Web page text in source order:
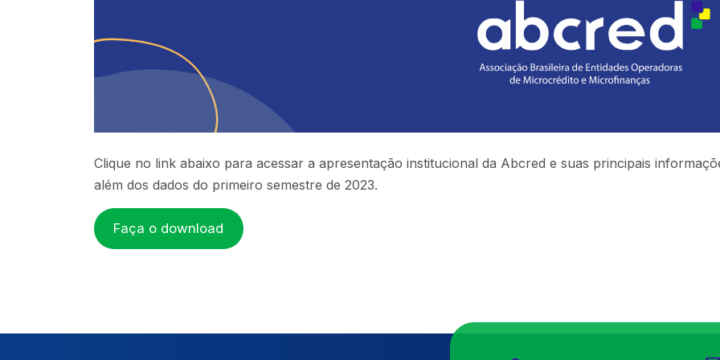
Clique no link abaixo para acessar a apresentação institucional da Abcred e suas principais
além dos dados do primeiro semestre de 2023.
Faça o download